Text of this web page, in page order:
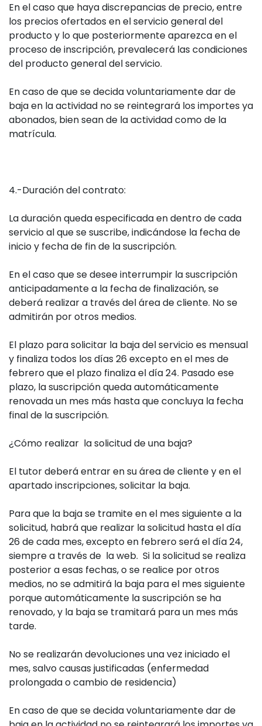
En el caso que haya discrepancias de precio, entre
los precios ofertados en el servicio general del
producto y lo que posteriormente aparezca en el
proceso de inscripción, prevalecerá las condiciones
del producto general del servicio.
En caso de que se decida voluntariamente dar de
baja en la actividad no se reintegrará los importes ya
abonados, bien sean de la actividad como de la
matrícula.
4.-Duración del contrato:
La duración queda especificada en dentro de cada
servicio al que se suscribe, indicándose la fecha de
inicio y fecha de fin de la suscripción.
En el caso que se desee interrumpir la suscripción
anticipadamente a la fecha de finalización, se
deberá realizar a través del área de cliente. No se
admitirán por otros medios.
El plazo para solicitar la baja del servicio es mensual
y finaliza todos los días 26 excepto en el mes de
febrero que el plazo finaliza el día 24. Pasado ese
plazo, la suscripción queda automáticamente
renovada un mes más hasta que concluya la fecha
final de la suscripción.
¿Cómo realizar la solicitud de una baja?
El tutor deberá entrar en su área de cliente y en el
apartado inscripciones, solicitar la baja.
Para que la baja se tramite en el mes siguiente a la
solicitud, habrá que realizar la solicitud hasta el día
26 de cada mes, excepto en febrero será el día 24,
siempre a través de la web. Si la solicitud se realiza
posterior a esas fechas, o se realice por otros
medios, no se admitirá la baja para el mes siguiente
porque automáticamente la suscripción se ha
renovado, y la baja se tramitará para un mes más
tarde.
No se realizarán devoluciones una vez iniciado el
mes, salvo causas justificadas (enfermedad
prolongada o cambio de residencia)
En caso de que se decida voluntariamente dar de